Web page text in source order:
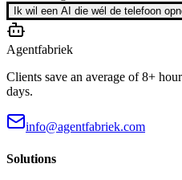
Ik wil een AI die wél de telefoon
Agentfabriek
Clients save an average of 8+
days.
info@agentfabriek.com
Solutions